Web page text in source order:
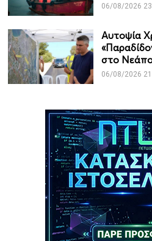
06/08/2026
Αυτοψία
στο
06/08/2026